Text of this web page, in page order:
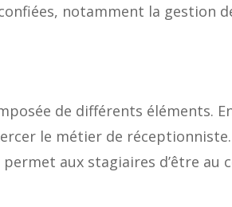
notamment la gestion
de différents éléments.
le métier de
aux stagiaires d’être